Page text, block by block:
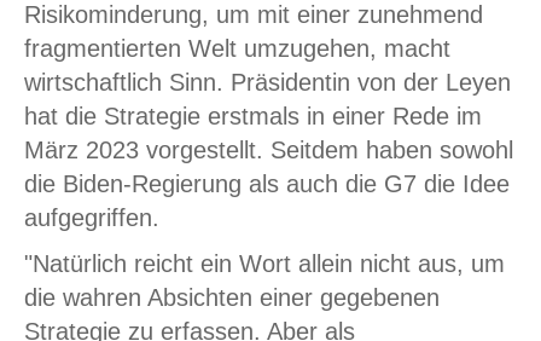
Risikominderung, um mit einer zunehmend
fragmentierten Welt umzugehen, macht
wirtschaftlich Sinn. Präsidentin von der Leyen
hat die Strategie erstmals in einer Rede im
März 2023 vorgestellt. Seitdem haben sowohl
die Biden-Regierung als auch die G7 die Idee
aufgegriffen.
"Natürlich reicht ein Wort allein nicht aus, um
die wahren Absichten einer gegebenen
Strategie zu erfassen. Aber als